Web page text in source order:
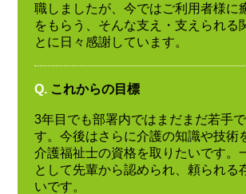
職しましたが、今ではご利用者様に
をもらう、そんな支え・支えられる
とに日々感謝しています。
Q. これからの目標
3年目でも部署内ではまだまだ若手
す。今後はさらに介護の知識や技術
介護福祉士の資格を取りたいです。
として先輩から認められ、頼られる
いです。